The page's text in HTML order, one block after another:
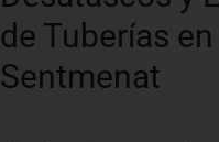
de Tuberías en
Sentmenat